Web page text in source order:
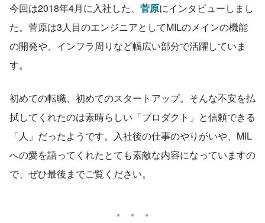
今回は2018年4月に入社した、 菅原にインタビューしまし
た。菅原は3人目のエンジニアとしてMILのメインの機能
の開発や、インフラ周りなど幅広い部分で活躍していま
す。
初めての転職、初めてのスタートアップ。そんな不安を払
拭してくれたのは素晴らしい「プロダクト」と信頼できる
「人」だったようです。入社後の仕事のやりがいや、MIL
への愛を語ってくれたとても素敵な内容になっていますの
で、ぜひ最後までご覧ください。